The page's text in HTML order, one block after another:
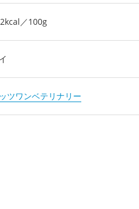
／100g
ツワンベテリナリー